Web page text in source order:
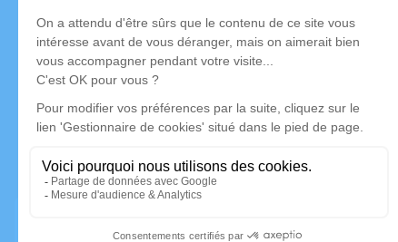
Déroulé
Les
Activez une
Recevoir une
Je veux